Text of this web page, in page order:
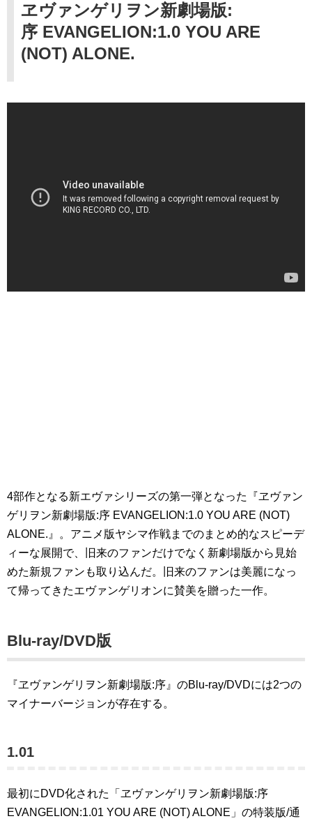
ヱヴァンゲリヲン新劇場版:
序 EVANGELION:1.0 YOU ARE
(NOT) ALONE.
4部作となる新エヴァシリーズの第一弾となった『ヱヴァン
ゲリヲン新劇場版:序 EVANGELION:1.0 YOU ARE (NOT)
ALONE.』。アニメ版ヤシマ作戦までのまとめ的なスピーデ
ィーな展開で、旧来のファンだけでなく新劇場版から見始
めた新規ファンも取り込んだ。旧来のファンは美麗になっ
て帰ってきたエヴァンゲリオンに賛美を贈った一作。
Blu-ray/DVD版
『ヱヴァンゲリヲン新劇場版:序』のBlu-ray/DVDには2つの
マイナーバージョンが存在する。
1.01
最初にDVD化された「ヱヴァンゲリヲン新劇場版:序
EVANGELION:1.01 YOU ARE (NOT) ALONE」の特装版/通